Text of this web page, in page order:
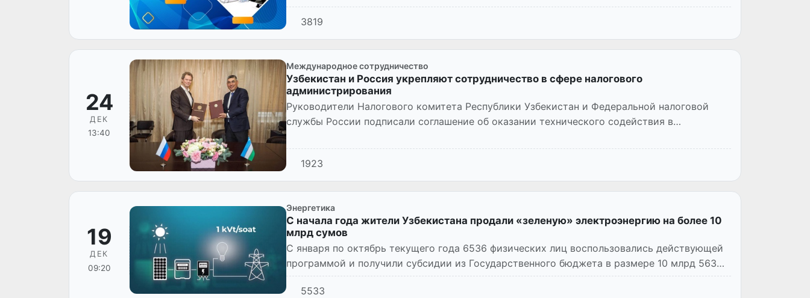
3819
24
ДЕК
13:40
Международное сотрудничество
Узбекистан и Россия укрепляют сотрудничество в сфере налогового
администрирования
Руководители Налогового комитета Республики Узбекистан и Федеральной налоговой
службы России подписали соглашение об оказании технического содействия в
1923
19
ДЕК
09:20
Энергетика
С начала года жители Узбекистана продали «зеленую» электроэнергию на более 10
млрд сумов
С января по октябрь текущего года 6536 физических лиц воспользовались действующей
программой и получили субсидии из Государственного бюджета в размере 10 млрд 563
млн сумов за солн...
5533